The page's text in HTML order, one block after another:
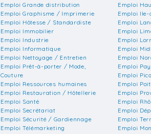
Emploi Grande distribution
Emploi Graphisme / Imprimerie
Emploi Hôtesse / Standardiste
Emploi Immobilier
Emploi Industrie
Emploi Informatique
Emploi Nettoyage / Entretien
Emploi Prêt-à-porter / Mode,
Couture
Emploi Ressources humaines
Emploi Restauration / Hôtellerie
Emploi Santé
Emploi Secrétariat
Emploi Sécurité / Gardiennage
Emploi Télémarketing
Emploi
Emploi
Emploi
Emploi
Emploi
Emploi
Emploi
Emploi
Emploi
Emploi
Emploi
Emploi
Emploi
Emploi
Emploi